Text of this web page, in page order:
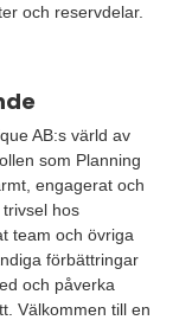
och reservdelar.
AB:s värld av
som Planning
engagerat och
hos
team och övriga
förbättringar
och påverka
Välkommen till en